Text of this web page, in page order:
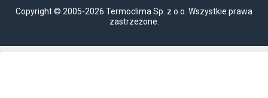
Copyright © 2005-2026 Termoclima Sp. z o.o. Wszystkie prawa
zastrzeżone.